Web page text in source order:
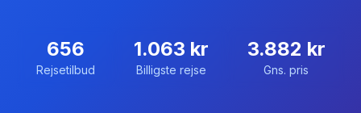
656
Rejsetilbud
1.063 kr
Billigste rejse
3.882 kr
Gns. pris